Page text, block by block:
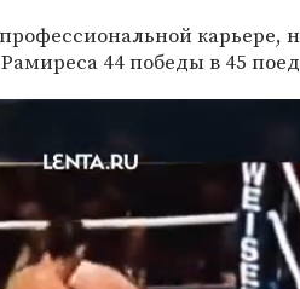
карьере,
44 победы в 45